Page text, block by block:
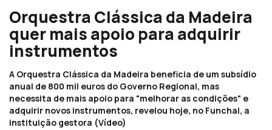
Orquestra Clássica da Madeira
quer mais apoio para adquirir
instrumentos
A Orquestra Clássica da Madeira beneficia de um subsídio
anual de 800 mil euros do Governo Regional, mas
necessita de mais apoio para "melhorar as condições" e
adquirir novos instrumentos, revelou hoje, no Funchal, a
instituição gestora (Vídeo)